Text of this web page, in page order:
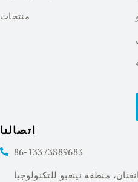
منتجات
اتصالنا
86-13373889683
جيانغنان، منطقة نينغبو للتكنولوجيا